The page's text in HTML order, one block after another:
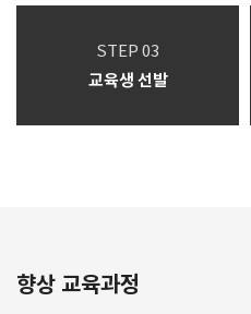
STEP 03
교육생 선발
향상 교육과정